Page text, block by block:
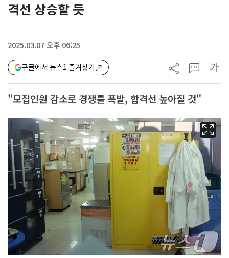
격선 상승할 듯
2025.03.07 오후 06:25
구글에서 뉴스1 즐겨찾기 가
"모집인원 감소로 경쟁률 폭발, 합격선 높아질 것"